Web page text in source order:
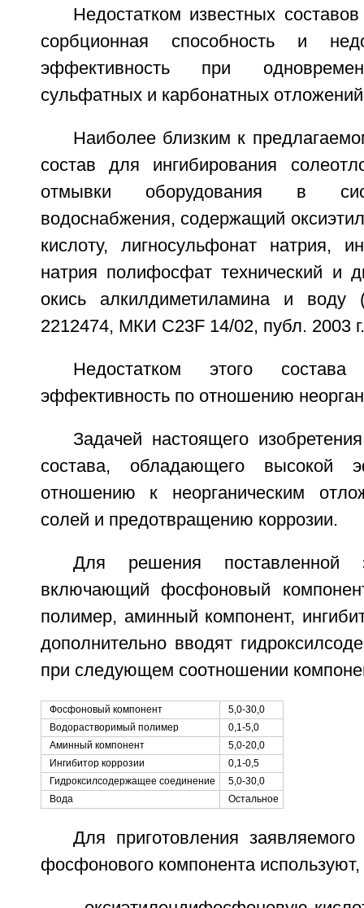
Недостатком известных
сорбционная способность и
эффективность при
сульфатных и карбонатных
Наиболее близким к
состав для ингибирования
отмывки оборудования в
водоснабжения, содержащий
кислоту, лигносульфонат натрия,
натрия полифосфат технический и
окись алкилдиметиламина и
2212474, МКИ C23F 14/02, публ. 2003
Недостатком этого
эффективность по отношению
Задачей настоящего
состава, обладающего высокой
отношению к неорганическим
солей и предотвращению коррозии.
Для решения поставленной
включающий фосфоновый
полимер, аминный компонент,
дополнительно вводят
при следующем соотношении
Фосфоновый компонент
5,0-30,0
Водорастворимый полимер
0,1-5,0
Аминный компонент
5,0-20,0
Ингибитор коррозии
0,1-0,5
Гидроксилсодержащее соединение
5,0-30,0
Вода
Остальное
Для приготовления
фосфонового компонента